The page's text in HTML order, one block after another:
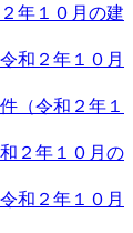
年１０月の建
和２年１０月
（令和２年１
２年１０月の
和２年１０月